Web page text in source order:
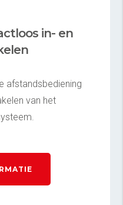
in- en
afstandsbediening
van het